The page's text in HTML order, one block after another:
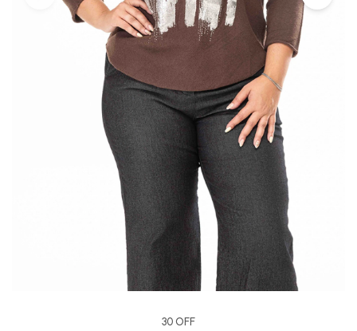
30 OFF